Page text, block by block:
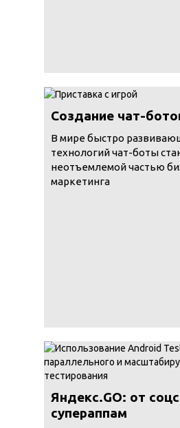
Создание чат-
В мире быстро
технологий чат-боты
неотъемлемой частью
маркетинга
Яндекс.GO: от
супераппам